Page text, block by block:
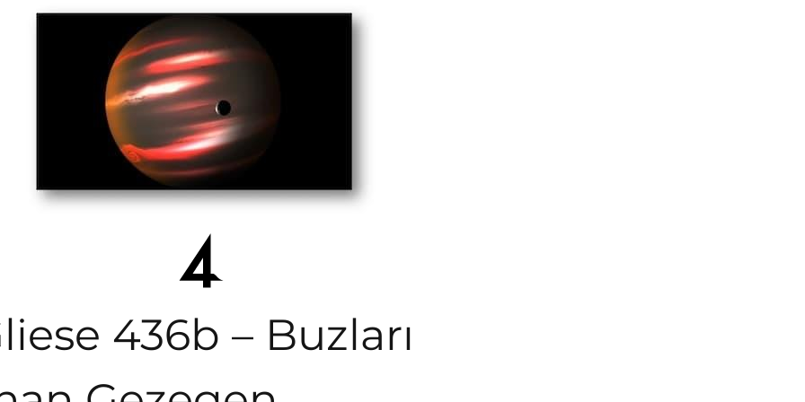
436b – Buzları